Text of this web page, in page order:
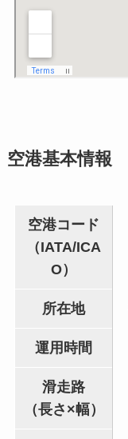
空港基本情報
空港コード
（IATA/ICA
O）
所在地
運用時間
滑走路
（長さ×幅）